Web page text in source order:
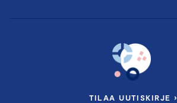
TILAA UUTISKIRJE ›